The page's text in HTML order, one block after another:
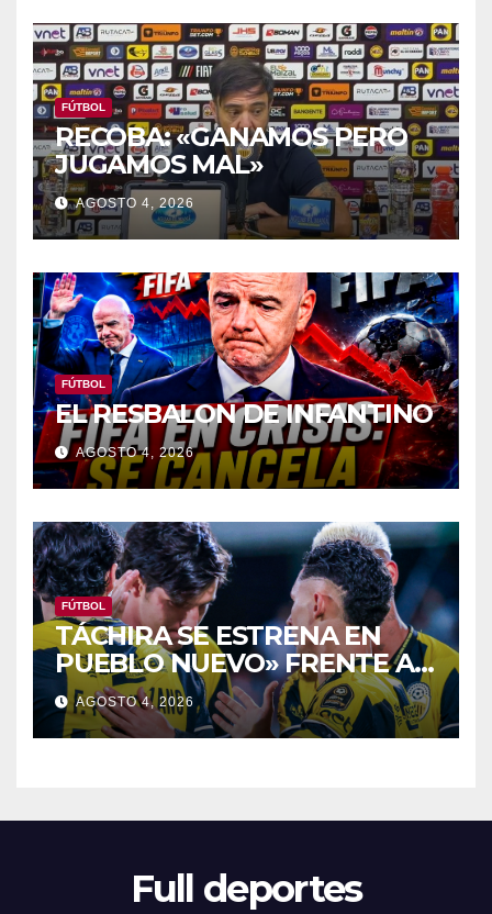
FÚTBOL
RECOBA: «GANAMOS PERO
JUGAMOS MAL»
AGOSTO 4, 2026
FÚTBOL
EL RESBALON DE INFANTINO
AGOSTO 4, 2026
FÚTBOL
TÁCHIRA SE ESTRENA EN
PUEBLO NUEVO» FRENTE Al
PORTUGUESA
AGOSTO 4, 2026
Full deportes